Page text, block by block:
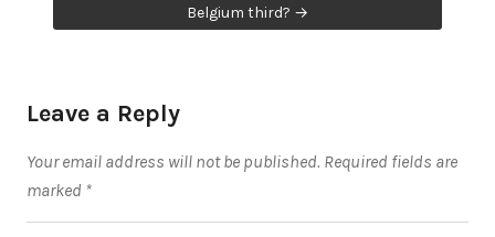
Belgium third? →
Leave a Reply
Your email address will not be published. Required fields are
marked *